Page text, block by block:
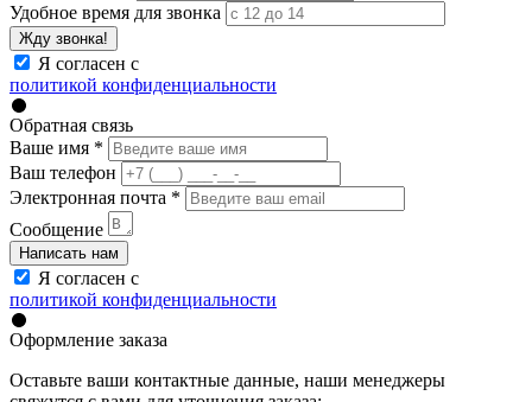
Удобное время для звонка
Жду звонка!
Я согласен с
политикой конфиденциальности
Обратная связь
Ваше имя *
Ваш телефон
Электронная почта *
Сообщение
Написать нам
Я согласен с
политикой конфиденциальности
Оформление заказа
Оставьте ваши контактные данные, наши менеджеры